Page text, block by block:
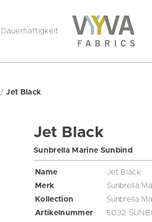
Dauerhaftigkeit
/Jet Black
Jet Black
Sunbrella Marine Sunbind
Name
Jet Black
Merk
Sunbrella
Kollection
Sunbrella
Artikelnummer
5032